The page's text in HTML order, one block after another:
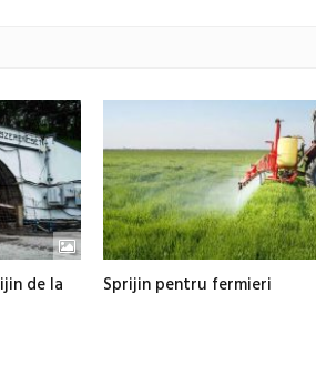
de la
Sprijin pentru fermieri